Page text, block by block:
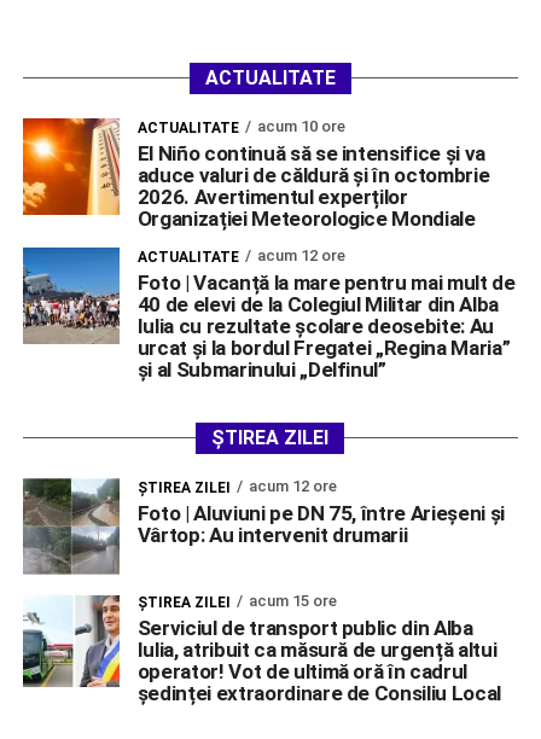
ACTUALITATE
ACTUALITATE acum 10 ore
El Niño continuă să se intensifice și va
aduce valuri de căldură și în octombrie
2026. Avertimentul experților
Organizației Meteorologice Mondiale
ACTUALITATE acum 12 ore
Foto | Vacanță la mare pentru mai mult de
40 de elevi de la Colegiul Militar din Alba
Iulia cu rezultate școlare deosebite: Au
urcat și la bordul Fregatei „Regina Maria”
și al Submarinului „Delfinul”
ȘTIREA ZILEI
ŞTIREA ZILEI acum 12 ore
Foto | Aluviuni pe DN 75, între Arieșeni și
Vârtop: Au intervenit drumarii
ŞTIREA ZILEI acum 15 ore
Serviciul de transport public din Alba
Iulia, atribuit ca măsură de urgență altui
operator! Vot de ultimă oră în cadrul
ședinței extraordinare de Consiliu Local